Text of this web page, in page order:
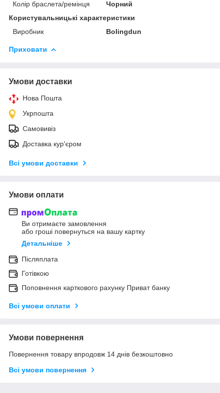
Колір браслета/ремінця
Чорний
Користувальницькі характеристики
Виробник
Bolingdun
Приховати
Умови доставки
Нова Пошта
Укрпошта
Самовивіз
Доставка кур'єром
Всі умови доставки
Умови оплати
Ви отримаєте замовлення
або гроші повернуться на вашу картку
Детальніше
Післяплата
Готівкою
Поповнення карткового рахунку Приват банку
Всі умови оплати
Умови повернення
Повернення товару впродовж 14 днів безкоштовно
Всі умови повернення